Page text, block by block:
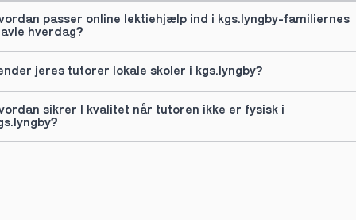
passer online lektiehjælp ind i kgs.lyngby-familiernes
hverdag?
jeres tutorer lokale skoler i kgs.lyngby?
sikrer I kvalitet når tutoren ikke er fysisk i